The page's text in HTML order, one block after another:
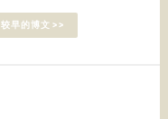
较早的博文 >>